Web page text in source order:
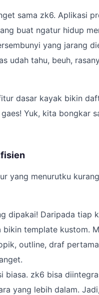
sama zk6. Aplikasi
buat ngatur hidup
yang jarang
udah tahu, beuh,
dasar kayak bikin
Yuk, kita bongkar
yang menurutku
dipakai! Daripada tiap
template kustom.
outline, draf
biasa. zk6 bisa
yang lebih dalam.